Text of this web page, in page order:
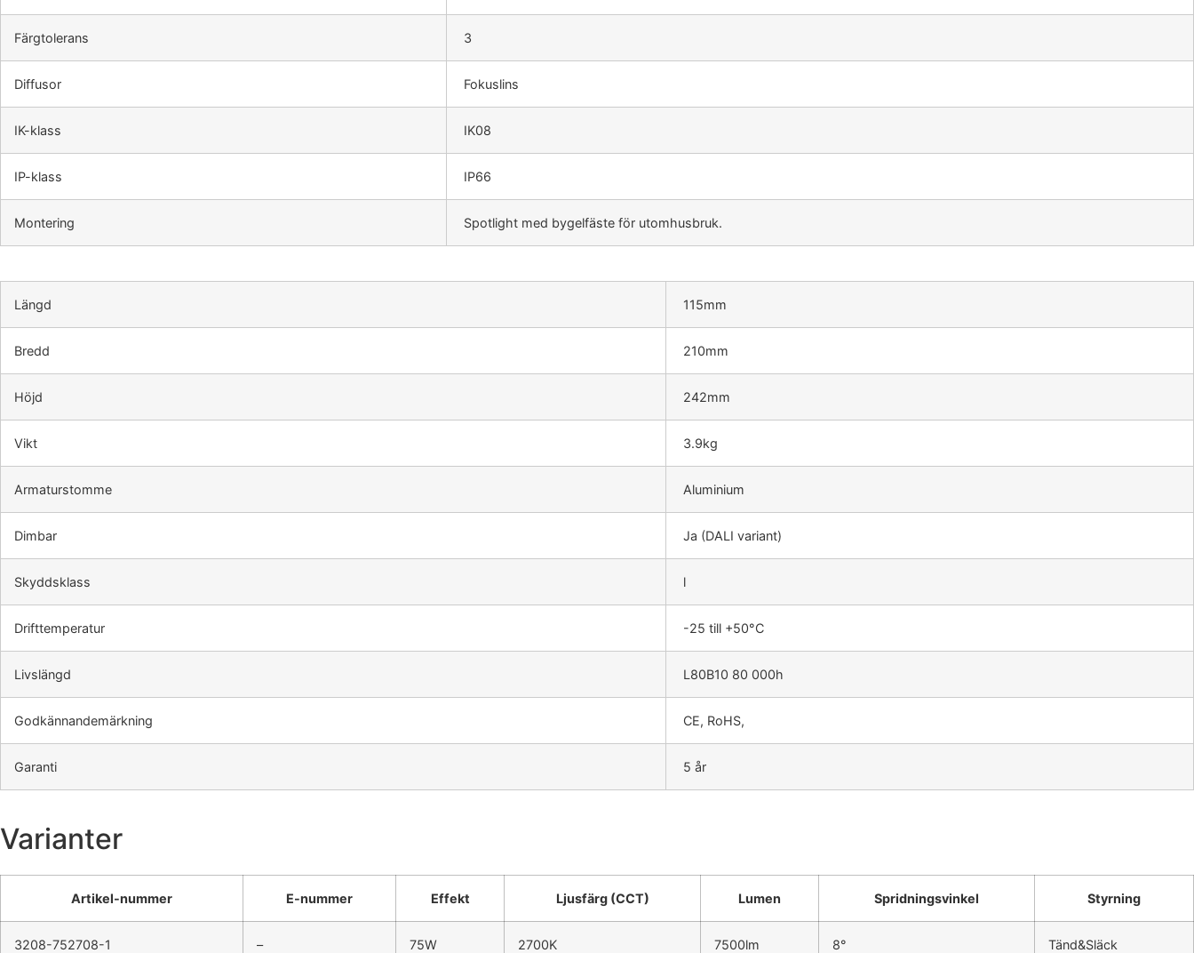
Färgtolerans 3
Diffusor Fokuslins
IK-klass IK08
IP-klass IP66
Montering Spotlight med bygelfäste för utomhusbruk.
Längd 115mm
Bredd 210mm
Höjd 242mm
Vikt 3.9kg
Armaturstomme Aluminium
Dimbar Ja (DALI variant)
Skyddsklass l
Drifttemperatur -25 till +50°C
Livslängd L80B10 80 000h
Godkännandemärkning CE, RoHS,
Garanti 5 år
Varianter
Artikel-nummer E-nummer Effekt Ljusfärg (CCT) Lumen Spridningsvinkel Styrning
3208-752708-1 – 75W 2700K 7500lm 8° Tänd&Släck